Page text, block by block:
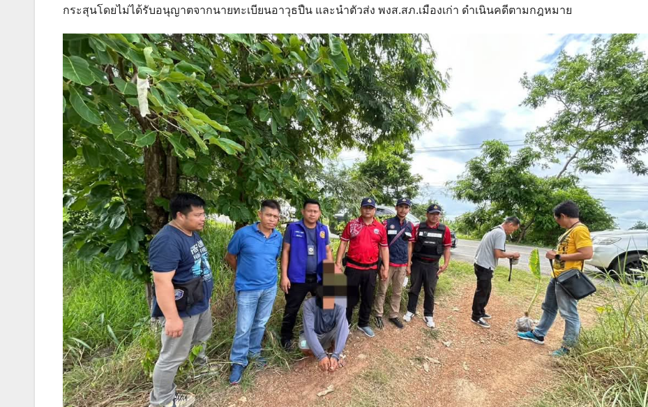
กระสุนโดยไม่ได้รับอนุญาตจากนายทะเบียนอาวุธปืน และนำตัวส่ง พงส.สภ.เมืองเก่า ดำเนินคดีตามกฎหมาย